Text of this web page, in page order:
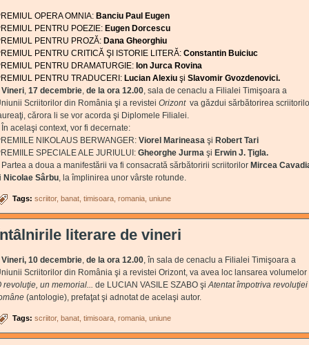
OPERA OMNIA: Banciu Paul Eugen
PENTRU POEZIE: Eugen Dorcescu
PENTRU PROZĂ: Dana Gheorghiu
PENTRU CRITICĂ ŞI ISTORIE LITERĂ: Constantin Buiciuc
PENTRU DRAMATURGIE: Ion Jurca Rovina
PENTRU TRADUCERI: Lucian Alexiu şi Slavomir Gvozdenovici.
Vineri, 17 decembrie, de la ora 12.00, sala de cenaclu a Filialei Timişoara a
Scriitorilor din România şi a revistei Orizontva găzdui sărbătorirea
cărora li se vor acorda şi Diplomele Filialei.
În acelaşi context, vor fi decernate:
NIKOLAUS BERWANGER: Viorel Marineasa şi Robert Tari
SPECIALE ALE JURIULUI: Gheorghe Jurma şi Erwin J. Ţigla.
Partea a doua a manifestării va fi consacrată sărbătoririi scriitorilor Mircea
Nicolae Sârbu, la împlinirea unor vârste rotunde.
Tags: scriitor banat timisoara romania uniune
literare de vineri
Vineri, 10 decembrie, de la ora 12.00, în sala de cenaclu a Filialei Timişoara a
Scriitorilor din România şi a revistei Orizont, va avea loc lansarea volumelor
revoluţie, un memorial... de LUCIAN VASILE SZABO şiAtentat împotriva revoluţiei
(antologie), prefaţat şi adnotat de acelaşi autor.
Tags: scriitor banat timisoara romania uniune